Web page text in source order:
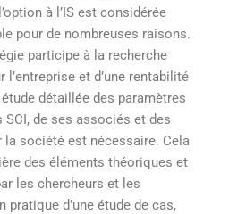
à l’IS est considérée
pour de nombreuses raisons.
participe à la recherche
l’entreprise et d’une rentabilité
détaillée des paramètres
SCI, de ses associés et des
la société est nécessaire. Cela
des éléments théoriques et
les chercheurs et les
d’une étude de cas,